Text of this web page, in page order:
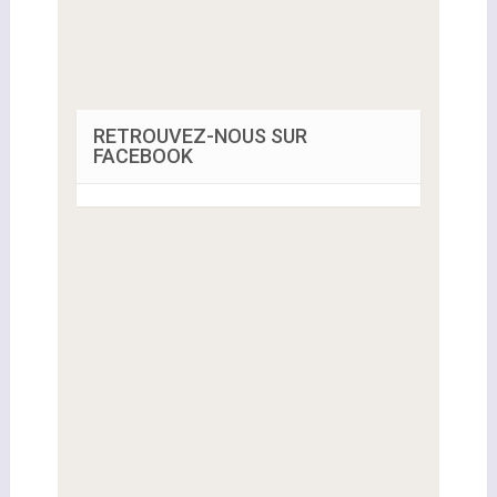
RETROUVEZ-NOUS SUR
FACEBOOK